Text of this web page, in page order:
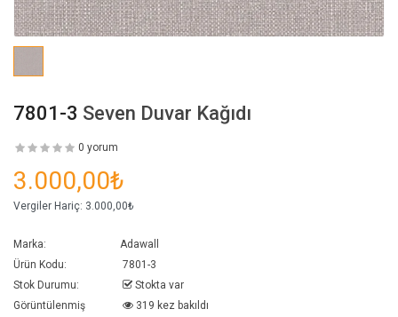
7801-3 Seven Duvar Kağıdı
0 yorum
3.000,00₺
Vergiler Hariç: 3.000,00₺
Marka:
Adawall
Ürün Kodu:
7801-3
Stok Durumu:
Stokta var
Görüntülenmiş
319 kez bakıldı